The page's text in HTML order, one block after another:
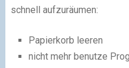
schnell aufzuräumen:
Papierkorb leeren
nicht mehr benutze